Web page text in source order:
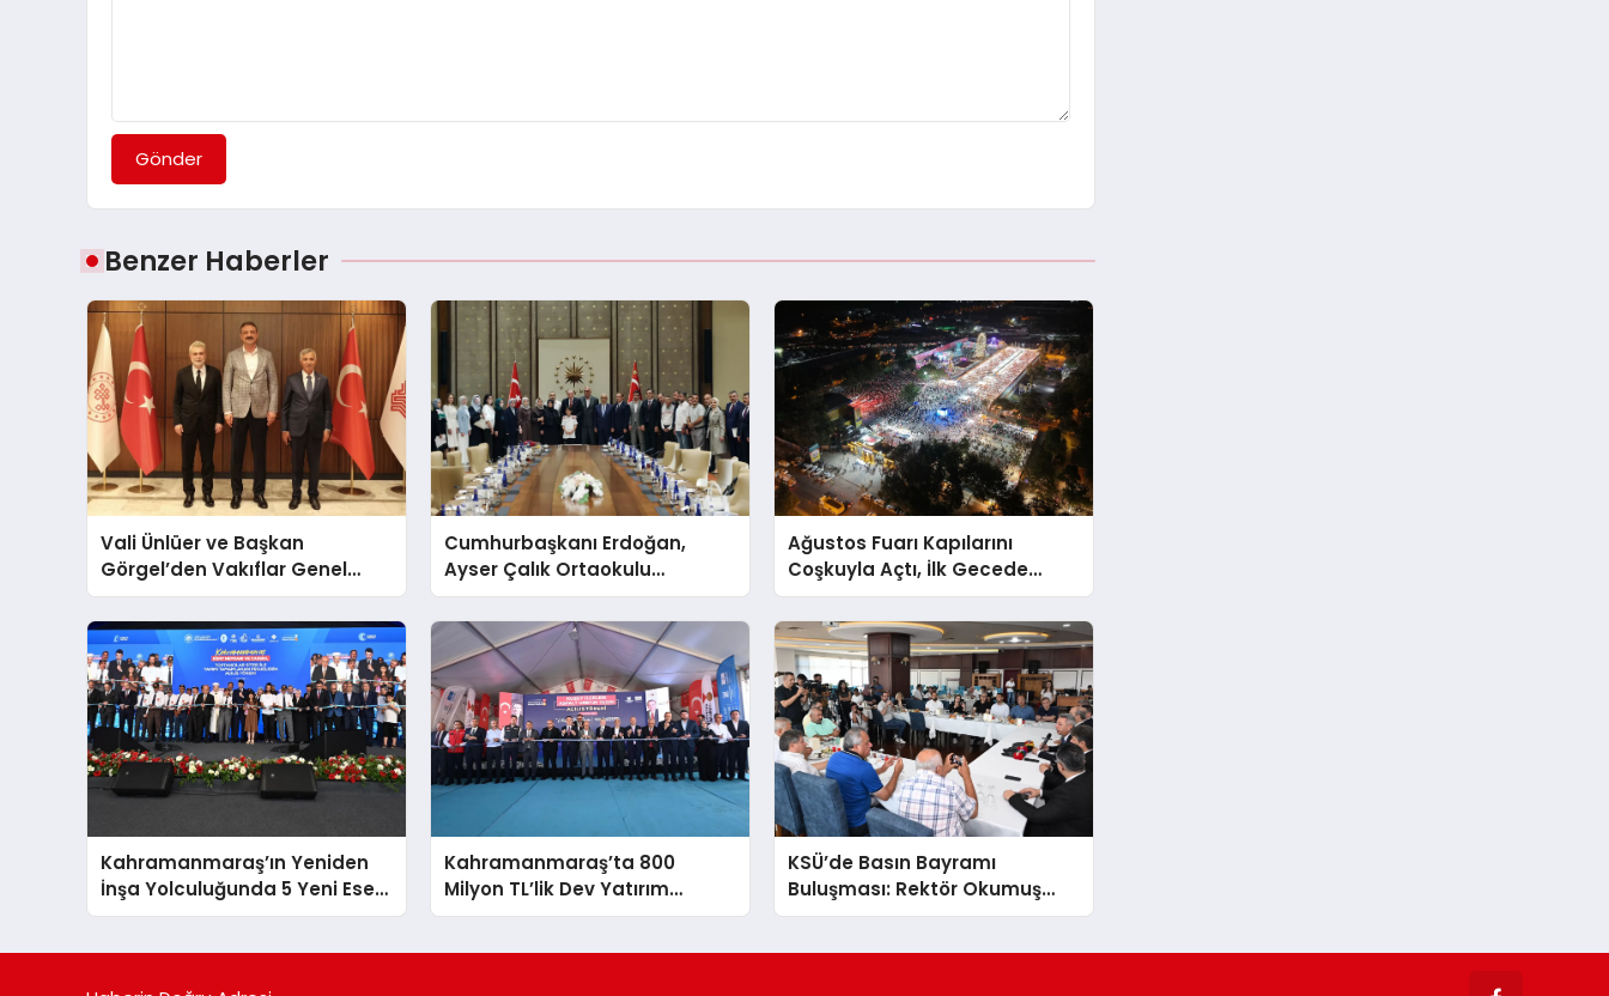
Gönder
Benzer Haberler
Vali Ünlüer ve Başkan
Görgel’den Vakıflar Genel
Müdürlüğü’ne ziyaret
Cumhurbaşkanı Erdoğan,
Ayser Çalık Ortaokulu
Şehitlerinin Aileleriyle Bir
Araya Geldi
Ağustos Fuarı Kapılarını
Coşkuyla Açtı, İlk Gecede
Eypio Rüzgârı Esti
Kahramanmaraş’ın Yeniden
İnşa Yolculuğunda 5 Yeni Eser
Daha Hizmete Açıldı
Kahramanmaraş’ta 800
Milyon TL’lik Dev Yatırım
Hizmete Girdi
KSÜ’de Basın Bayramı
Buluşması: Rektör Okumuş
Üniversitenin Hedeflerini